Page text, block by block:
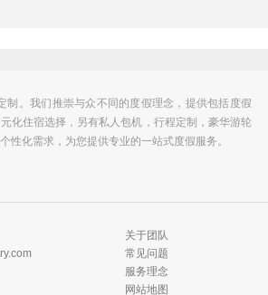
制。我们推崇与众不同的度假理念，提供包括度假
化住宿选择，另有私人包机，行程定制，豪华游轮
性化需求，为您提供专业的一站式度假服务。
关于团队
常见问题
服务理念
网站地图